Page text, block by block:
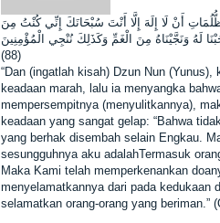
أَنْ لَا إِلَهَ إِلَّا أَنْتَ سُبْحَانَكَ إِنِّي كُنْتُ مِنَ
(87) فَاسْتَجَبْنَا لَهُ وَنَجَّيْنَاهُ مِنَ الْغَمِّ وَكَذَلِكَ نُنْجِي الْمُؤْمِنِينَ
(88)
“Dan (ingatlah kisah) Dzun Nun (Yunus),
keadaan marah, lalu ia menyangka
mempersempitnya (menyulitkannya),
keadaan yang sangat gelap: “Bahwa
yang berhak disembah selain Engkau.
sesungguhnya aku adalahTermasuk
Maka Kami telah memperkenankan
menyelamatkannya dari pada kedukaan
selamatkan orang-orang yang beriman.”